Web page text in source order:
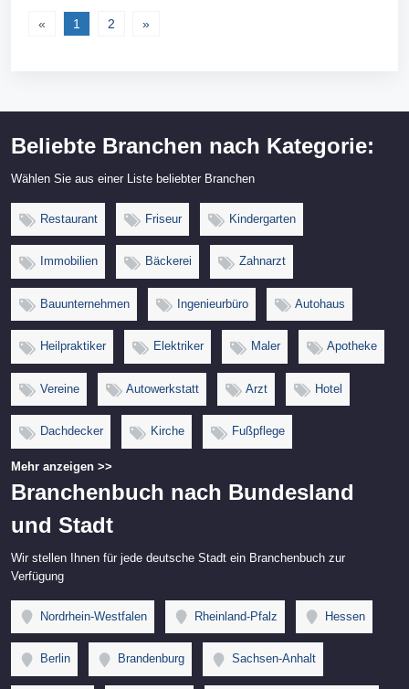
« 1 2 »
Beliebte Branchen nach Kategorie:
Wählen Sie aus einer Liste beliebter Branchen
Restaurant Friseur Kindergarten
Immobilien Bäckerei Zahnarzt
Bauunternehmen Ingenieurbüro Autohaus
Heilpraktiker Elektriker Maler Apotheke
Vereine Autowerkstatt Arzt Hotel
Dachdecker Kirche Fußpflege
Mehr anzeigen >>
Branchenbuch nach Bundesland
und Stadt
Wir stellen Ihnen für jede deutsche Stadt ein Branchenbuch zur
Verfügung
Nordrhein-Westfalen Rheinland-Pfalz Hessen
Berlin Brandenburg Sachsen-Anhalt